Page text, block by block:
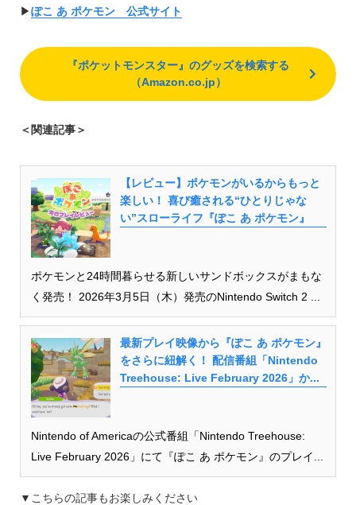
▶︎ぽこ あ ポケモン 公式サイト
『ポケットモンスター』のグッズを検索する
（Amazon.co.jp）
＜関連記事＞
【レビュー】ポケモンがいるからもっと
楽しい！ 喜び癒される“ひとりじゃな
い”スローライフ『ぽこ あ ポケモン』
ポケモンと24時間暮らせる新しいサンドボックスがまもな
く発売！ 2026年3月5日（木）発売のNintendo Switch 2 ...
最新プレイ映像から『ぽこ あ ポケモン』
をさらに紐解く！ 配信番組「Nintendo
Treehouse: Live February 2026」か...
Nintendo of Americaの公式番組「Nintendo Treehouse:
Live February 2026」にて『ぽこ あ ポケモン』のプレイ...
▼こちらの記事もお楽しみください